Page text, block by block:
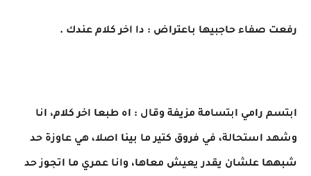
رفعت صفاء حاجبيها باعتراض : دا اخر كلام عندك .
ابتسم رامي ابتسامة مزيفة وقال : اه طبعا اخر كلام، انا
وشهد استحالة، في فروق كتير ما بينا اصلا، هي عاوزة حد
شبهها علشان يقدر يعيش معاها، وانا عمري ما اتجوز حد